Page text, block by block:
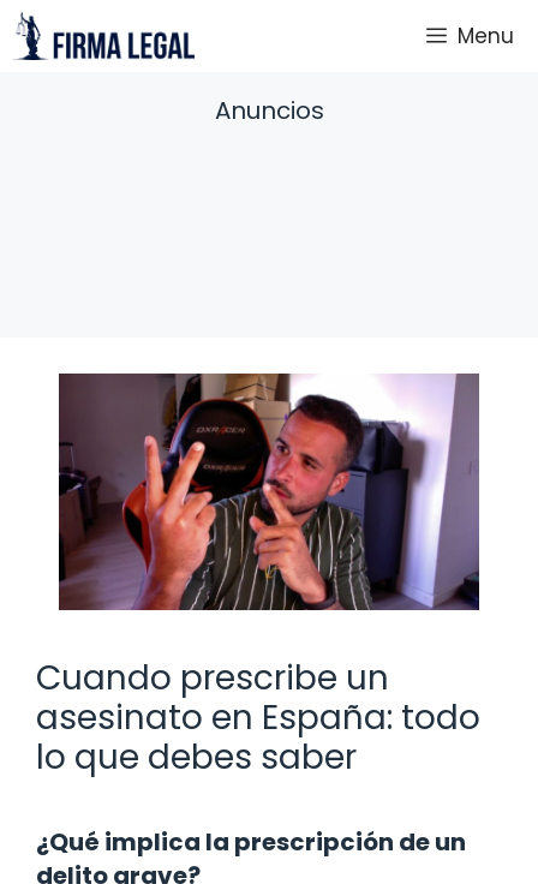
Saltar
al
Menu
Anuncios
Cuando prescribe un
asesinato en España: todo
lo que debes saber
¿Qué implica la prescripción de un
delito grave?